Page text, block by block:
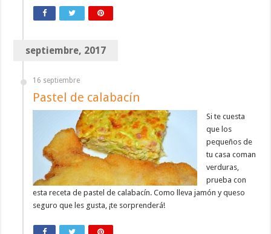
septiembre, 2017
16 septiembre
Pastel de calabacín
Si te cuesta
que los
pequeños de
tu casa coman
verduras,
prueba con
esta receta de pastel de calabacín. Como lleva jamón y queso
seguro que les gusta, ¡te sorprenderá!